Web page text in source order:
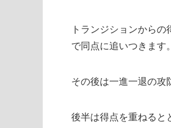
トランジションから
で同点に追いつきます
その後は一進一退の攻
後半は得点を重ねると